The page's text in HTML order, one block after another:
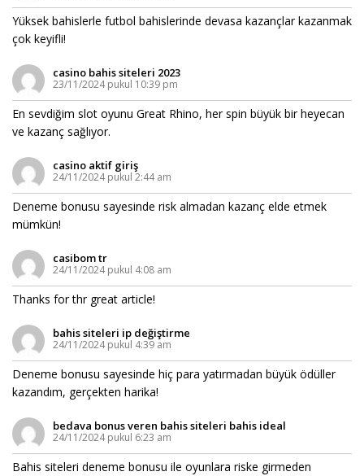
Yüksek bahislerle futbol bahislerinde devasa kazançlar kazanmak
çok keyifli!
casino bahis siteleri 2023
23/11/2024 pukul 10:39 pm
En sevdiğim slot oyunu Great Rhino, her spin büyük bir heyecan
ve kazanç sağlıyor.
casino aktif giriş
24/11/2024 pukul 2:44 am
Deneme bonusu sayesinde risk almadan kazanç elde etmek
mümkün!
casibom tr
24/11/2024 pukul 4:08 am
Thanks for thr great article!
bahis siteleri ip değiştirme
24/11/2024 pukul 4:39 am
Deneme bonusu sayesinde hiç para yatırmadan büyük ödüller
kazandım, gerçekten harika!
bedava bonus veren bahis siteleri bahis ideal
24/11/2024 pukul 6:23 am
Bahis siteleri deneme bonusu ile oyunlara riske girmeden